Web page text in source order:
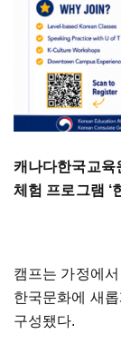
캐나다한국교육
체험 프로그램 ‘
캠프는 가정에
한국문화에 새
구성됐다.